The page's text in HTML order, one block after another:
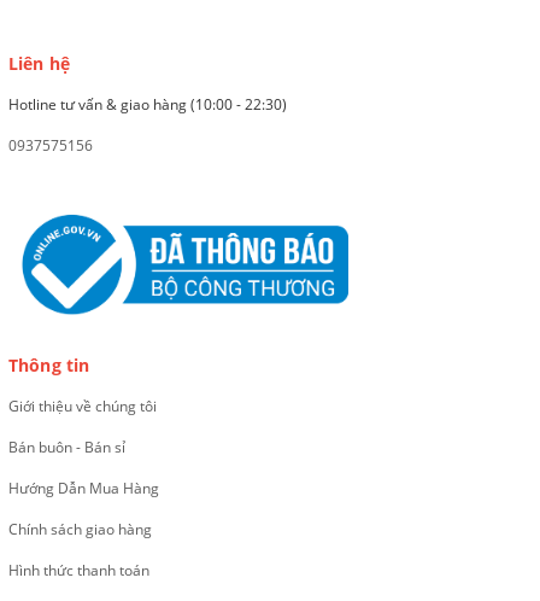
Liên hệ
Hotline tư vấn & giao hàng (10:00 - 22:30)
0937575156
Thông tin
Giới thiệu về chúng tôi
Bán buôn - Bán sỉ
Hướng Dẫn Mua Hàng
Chính sách giao hàng
Hình thức thanh toán